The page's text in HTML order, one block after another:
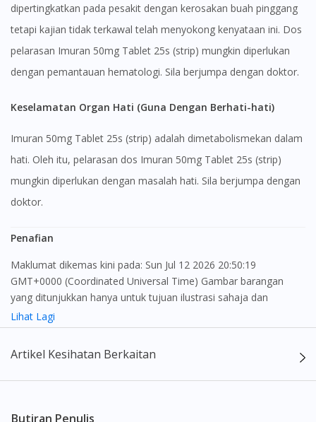
dipertingkatkan pada pesakit dengan kerosakan buah pinggang
tetapi kajian tidak terkawal telah menyokong kenyataan ini. Dos
pelarasan Imuran 50mg Tablet 25s (strip) mungkin diperlukan
dengan pemantauan hematologi. Sila berjumpa dengan doktor.
Keselamatan Organ Hati (Guna Dengan Berhati-hati)
Imuran 50mg Tablet 25s (strip) adalah dimetabolismekan dalam
hati. Oleh itu, pelarasan dos Imuran 50mg Tablet 25s (strip)
mungkin diperlukan dengan masalah hati. Sila berjumpa dengan
doktor.
Penafian
Maklumat dikemas kini pada: Sun Jul 12 2026 20:50:19
GMT+0000 (Coordinated Universal Time) Gambar barangan
yang ditunjukkan hanya untuk tujuan ilustrasi sahaja dan
mungkin tidak seperti produk yang sebenar
maklumat sahaja, bagi kegunaan para pengamal perubatan dan
bukan bertujuan sebagai rujukan kepada pengguna untuk
seorang pengamal perubatan. Keberkesanan dan kesan
Lihat Lagi
Artikel Kesihatan Berkaitan
Butiran Penulis